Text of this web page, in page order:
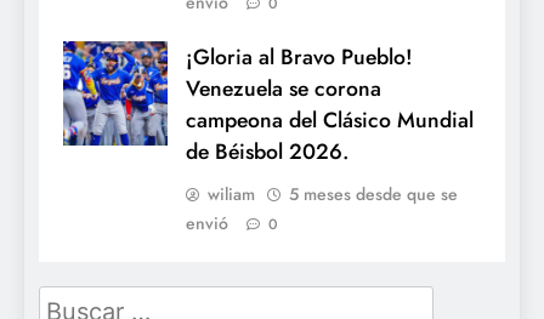
¡Gloria al Bravo Pueblo!
Venezuela se corona
campeona del Clásico Mundial
de Béisbol 2026.
wiliam
5 meses desde que se
envió
0
Buscar: